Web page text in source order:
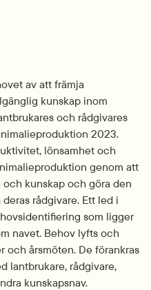
av att främja
kunskap inom
och rådgivares
2023.
lönsamhet och
genom att
kunskap och göra den
rådgivare. Ett led i
som ligger
navet. Behov lyfts och
och årsmöten. De förankras
lantbrukare, rådgivare,
kunskapsnav.